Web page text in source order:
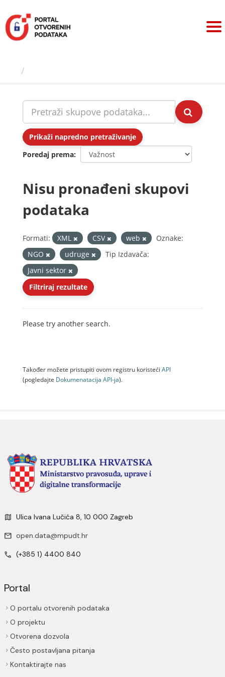
sadržaj
Prikaži napredno pretraživanje
Poredaj prema
Nisu pronađeni skupovi
podataka
Formati: XML CSV web
Oznake:
NGO
udruge
Tip Izdavača:
Javni sektor
Filtriraj rezultate
Please try another search.
Također možete pristupiti ovom registru koristeći API
(pogledajte Dokumenаtаcijа API-jа).